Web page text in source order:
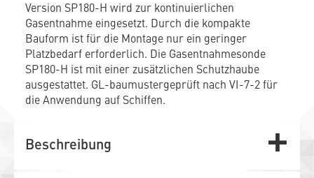
Version SP180-H wird zur kontinuierlichen
Gasentnahme eingesetzt. Durch die kompakte
Bauform ist für die Montage nur ein geringer
Platzbedarf erforderlich. Die Gasentnahmesonde
SP180-H ist mit einer zusätzlichen Schutzhaube
ausgestattet. GL-baumustergeprüft nach VI-7-2 für
die Anwendung auf Schiffen.
Beschreibung